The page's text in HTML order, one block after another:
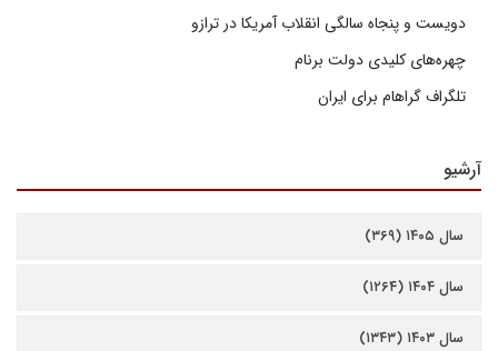
دویست و پنجاه سالگی انقلاب آمریکا در ترازو
چهره‌های کلیدی دولت برنام
تلگراف گراهام برای ایران
آرشیو
سال ۱۴۰۵ (۳۶۹)
سال ۱۴۰۴ (۱۲۶۴)
سال ۱۴۰۳ (۱۳۴۳)